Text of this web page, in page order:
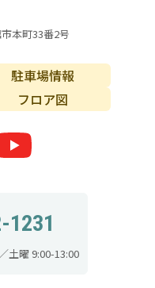
本町33番2号
駐車場情報
フロア図
1231
土曜 9:00-13:00